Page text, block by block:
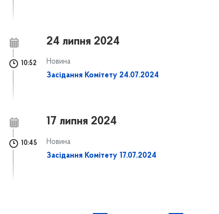
24 липня 2024
10:52
Новина
Засідання Комітету 24.07.2024
17 липня 2024
10:45
Новина
Засідання Комітету 17.07.2024